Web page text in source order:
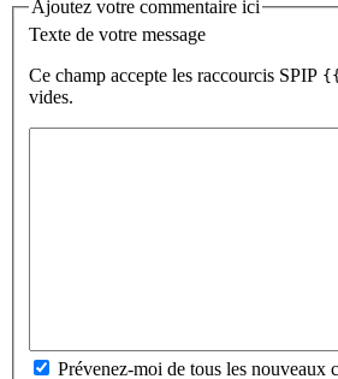
Ajoutez votre commentaire ici
Texte de votre message
Ce champ accepte les raccourcis SPIP
vides.
Prévenez-moi de tous les nouveaux